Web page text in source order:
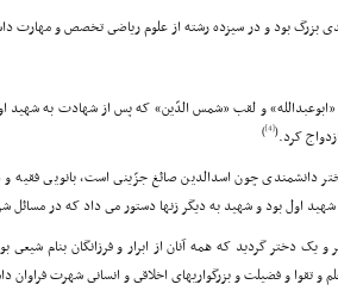
بزرگ بود و در سیزده رشته از علوم ریاضى تخصص و مهارت
و لقب «شمس الدّین» که پس از شهادت به شهید
کرد.(
[4]
)
دانشمندى چون اسدالدین صائغ جزّینى است، بانویى
اول بود و شهید به دیگر زنها دستور مى داد که در مسائل
و یک دختر گردید که همه آنان از ابرار و فرزانگان بنام
و تقوا و فضیلت و بزرگواریهاى اخلاقى و انسانى شهرت فراوان